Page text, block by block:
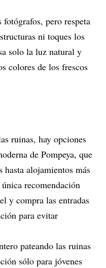
fotógrafos, pero respeta
ni toques los
solo la luz natural y
colores de los frescos
ruinas, hay opciones
de Pompeya, que
hasta alojamientos más
recomendación
y compra las entradas
para evitar
pateando las ruinas
sólo para jóvenes